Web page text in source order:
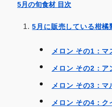
5月の旬食材 目次
5月に販売している柑橘
メロン その1：マ
メロン その2：ア
メロン その3：マ
メロン その4：ク